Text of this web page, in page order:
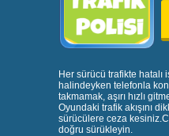
Her sürücü trafikte hatalı
halindeyken telefonla
takmamak, aşırı hızlı
Oyundaki trafik akışını
sürücülere ceza
doğru sürükleyin.